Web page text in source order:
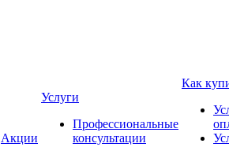
Акции
Услуги
Профессиональные
консультации
Как